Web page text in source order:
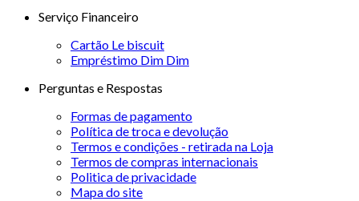
Serviço Financeiro
Cartão Le biscuit
Empréstimo Dim Dim
Perguntas e Respostas
Formas de pagamento
Política de troca e devolução
Termos e condições - retirada na Loja
Termos de compras internacionais
Politica de privacidade
Mapa do site